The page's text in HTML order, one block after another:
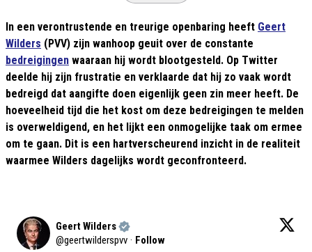
In een verontrustende en treurige openbaring heeft Geert
Wilders (PVV) zijn wanhoop geuit over de constante
bedreigingen waaraan hij wordt blootgesteld. Op Twitter
deelde hij zijn frustratie en verklaarde dat hij zo vaak wordt
bedreigd dat aangifte doen eigenlijk geen zin meer heeft. De
hoeveelheid tijd die het kost om deze bedreigingen te melden
is overweldigend, en het lijkt een onmogelijke taak om ermee
om te gaan. Dit is een hartverscheurend inzicht in de realiteit
waarmee Wilders dagelijks wordt geconfronteerd.
Geert Wilders
@geertwilderspvv · Follow